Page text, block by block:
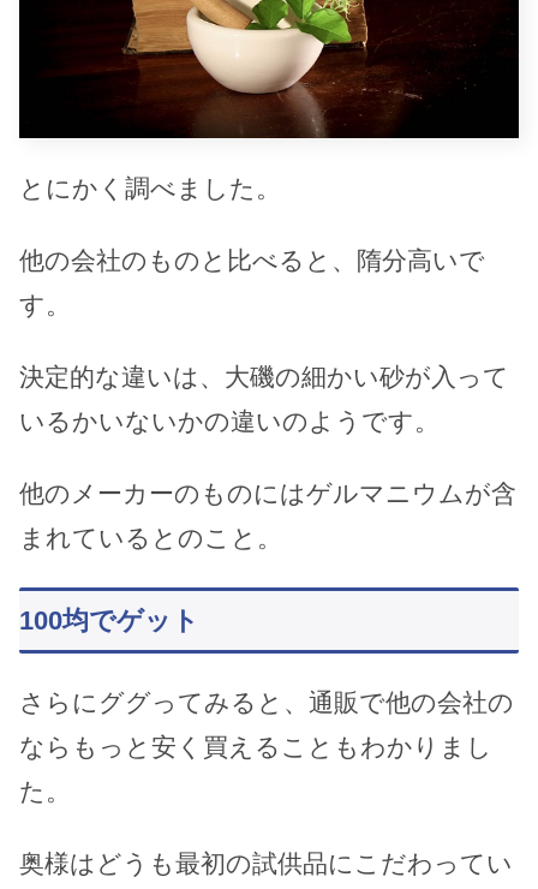
とにかく調べました。
他の会社のものと比べると、隋分高いで
す。
決定的な違いは、大磯の細かい砂が入って
いるかいないかの違いのようです。
他のメーカーのものにはゲルマニウムが含
まれているとのこと。
100均でゲット
さらにググってみると、通販で他の会社の
ならもっと安く買えることもわかりまし
た。
奥様はどうも最初の試供品にこだわってい